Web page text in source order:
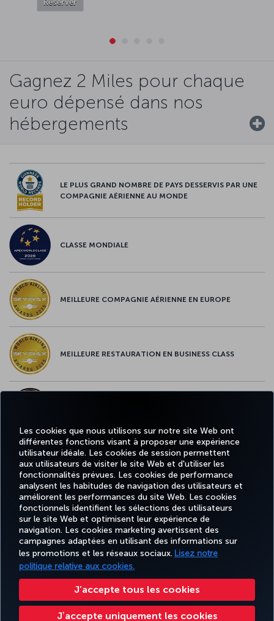
Les cookies que nous utilisons sur notre site Web ont
différentes fonctions visant à proposer une expérience
utilisateur idéale. Les cookies de session permettent
aux utilisateurs de visiter le site Web et d'utiliser les
fonctionnalités prévues. Les cookies de performance
analysent les habitudes de navigation des utilisateurs et
améliorent les performances du site Web. Les cookies
fonctionnels identifient les sélections des utilisateurs
sur le site Web et optimisent leur expérience de
navigation. Les cookies marketing avertissent des
campagnes adaptées en utilisant des informations sur
les promotions et les réseaux sociaux. Lisez notre
politique relative aux cookies.
J’accepte tous les cookies
Jʼaccepte uniquement les cookies
Réserver
Gagnez 2 Miles pour chaque
euro dépensé dans nos
hébergements
LE PLUS GRAND NOMBRE DE PAYS DESSERVIS PAR UNE
COMPAGNIE AÉRIENNE AU MONDE
CLASSE MONDIALE
MEILLEURE COMPAGNIE AÉRIENNE EN EUROPE
MEILLEURE RESTAURATION EN BUSINESS CLASS
MEILLEUR WI-FI EN EUROPE
Facebook
TwitterInstagram
YouTubeLinkedIn
TiktokBlog
RÉSERVER
ET GÉRER
EXPÉRIENCE
OFFRES ET
DESTINATIONS
Confidentialité et cookies Mentions légales Droits des passagers